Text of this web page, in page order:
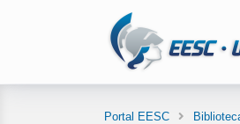
Portal EESC